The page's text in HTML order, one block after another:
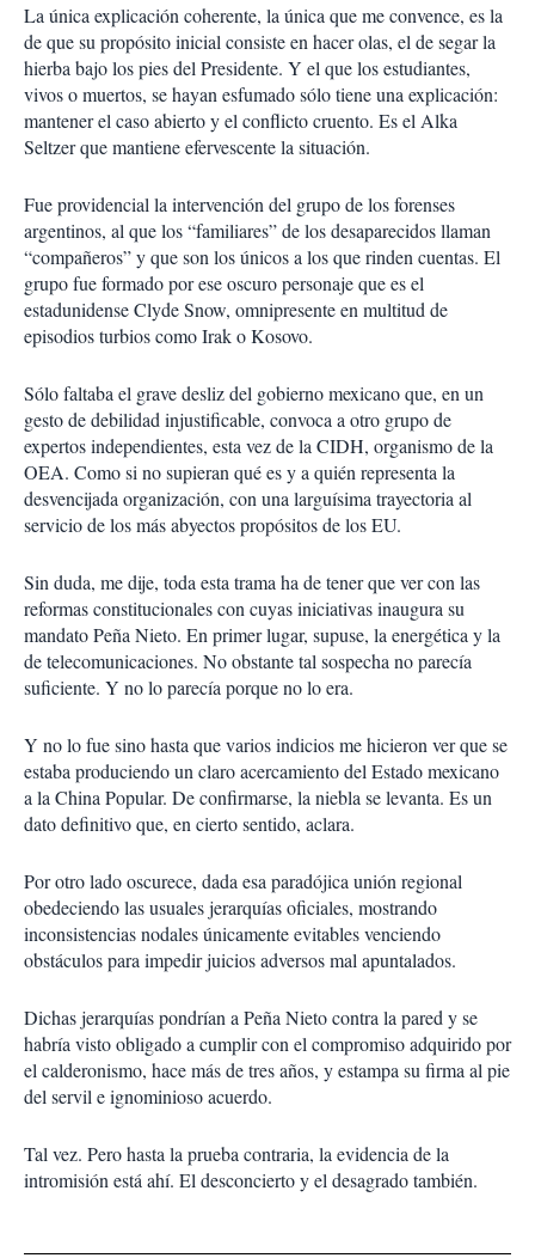
La única explicación coherente, la única que me convence, es la
de que su propósito inicial consiste en hacer olas, el de segar la
hierba bajo los pies del Presidente. Y el que los estudiantes,
vivos o muertos, se hayan esfumado sólo tiene una explicación:
mantener el caso abierto y el conflicto cruento. Es el Alka
Seltzer que mantiene efervescente la situación.
Fue providencial la intervención del grupo de los forenses
argentinos, al que los “familiares” de los desaparecidos llaman
“compañeros” y que son los únicos a los que rinden cuentas. El
grupo fue formado por ese oscuro personaje que es el
estadunidense Clyde Snow, omnipresente en multitud de
episodios turbios como Irak o Kosovo.
Sólo faltaba el grave desliz del gobierno mexicano que, en un
gesto de debilidad injustificable, convoca a otro grupo de
expertos independientes, esta vez de la CIDH, organismo de la
OEA. Como si no supieran qué es y a quién representa la
desvencijada organización, con una larguísima trayectoria al
servicio de los más abyectos propósitos de los EU.
Sin duda, me dije, toda esta trama ha de tener que ver con las
reformas constitucionales con cuyas iniciativas inaugura su
mandato Peña Nieto. En primer lugar, supuse, la energética y la
de telecomunicaciones. No obstante tal sospecha no parecía
suficiente. Y no lo parecía porque no lo era.
Y no lo fue sino hasta que varios indicios me hicieron ver que se
estaba produciendo un claro acercamiento del Estado mexicano
a la China Popular. De confirmarse, la niebla se levanta. Es un
dato definitivo que, en cierto sentido, aclara.
Por otro lado oscurece, dada esa paradójica unión regional
obedeciendo las usuales jerarquías oficiales, mostrando
inconsistencias nodales únicamente evitables venciendo
obstáculos para impedir juicios adversos mal apuntalados.
Dichas jerarquías pondrían a Peña Nieto contra la pared y se
habría visto obligado a cumplir con el compromiso adquirido por
el calderonismo, hace más de tres años, y estampa su firma al pie
del servil e ignominioso acuerdo.
Tal vez. Pero hasta la prueba contraria, la evidencia de la
intromisión está ahí. El desconcierto y el desagrado también.